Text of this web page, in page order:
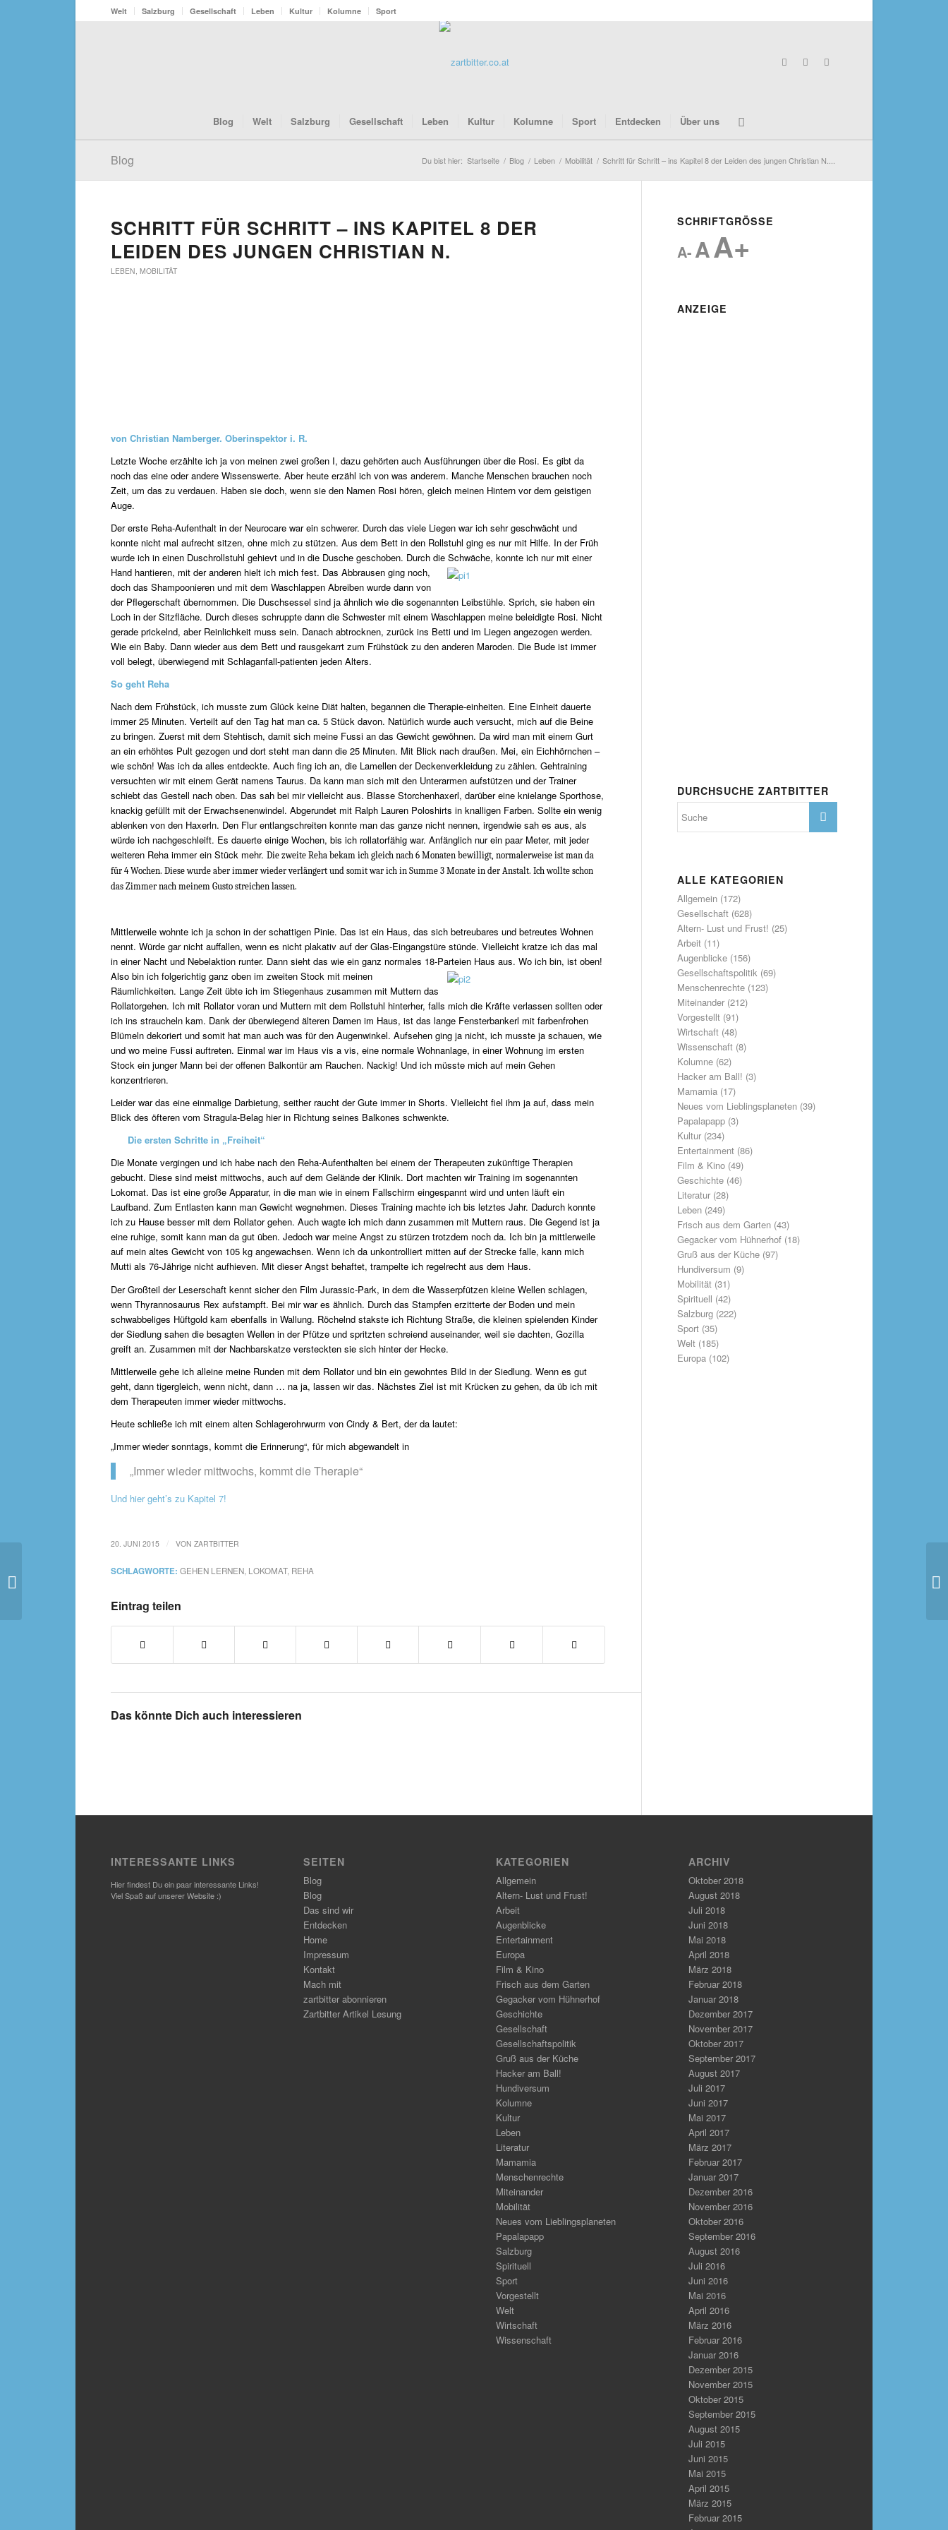
Welt Salzburg Gesellschaft Leben Kultur Kolumne Sport
Blog Welt Salzburg Gesellschaft Leben Kultur Kolumne Sport Entdecken Über uns
Blog Du bist hier: Startseite / Blog / Leben / Mobilität / Schritt für Schritt – ins Kapitel 8 der Leiden des jungen Christian N....
SCHRITT FÜR SCHRITT – INS KAPITEL 8 DER
LEIDEN DES JUNGEN CHRISTIAN N.
LEBEN, MOBILITÄT
von Christian Namberger. Oberinspektor i. R.
Letzte Woche erzählte ich ja von meinen zwei großen I, dazu gehörten auch Ausführungen über die Rosi. Es gibt da
noch das eine oder andere Wissenswerte. Aber heute erzähl ich von was anderem. Manche Menschen brauchen noch
Zeit, um das zu verdauen. Haben sie doch, wenn sie den Namen Rosi hören, gleich meinen Hintern vor dem geistigen
Auge.
Der erste Reha-Aufenthalt in der Neurocare war ein schwerer. Durch das viele Liegen war ich sehr geschwächt und
konnte nicht mal aufrecht sitzen, ohne mich zu stützen. Aus dem Bett in den Rollstuhl ging es nur mit Hilfe. In der Früh
wurde ich in einen Duschrollstuhl gehievt und in die Dusche geschoben. Durch die Schwäche, konnte ich nur mit einer
Hand hantieren, mit der anderen hielt ich mich fest. Das Abbrausen ging noch,
doch das Shampoonieren und mit dem Waschlappen Abreiben wurde dann von
der Pflegerschaft übernommen. Die Duschsessel sind ja ähnlich wie die sogenannten Leibstühle. Sprich, sie haben ein
Loch in der Sitzfläche. Durch dieses schruppte dann die Schwester mit einem Waschlappen meine beleidigte Rosi. Nicht
gerade prickelnd, aber Reinlichkeit muss sein. Danach abtrocknen, zurück ins Betti und im Liegen angezogen werden.
Wie ein Baby. Dann wieder aus dem Bett und rausgekarrt zum Frühstück zu den anderen Maroden. Die Bude ist immer
voll belegt, überwiegend mit Schlaganfall-patienten jeden Alters.
So geht Reha
Nach dem Frühstück, ich musste zum Glück keine Diät halten, begannen die Therapie-einheiten. Eine Einheit dauerte
immer 25 Minuten. Verteilt auf den Tag hat man ca. 5 Stück davon. Natürlich wurde auch versucht, mich auf die Beine
zu bringen. Zuerst mit dem Stehtisch, damit sich meine Fussi an das Gewicht gewöhnen. Da wird man mit einem Gurt
an ein erhöhtes Pult gezogen und dort steht man dann die 25 Minuten. Mit Blick nach draußen. Mei, ein Eichhörnchen –
wie schön! Was ich da alles entdeckte. Auch fing ich an, die Lamellen der Deckenverkleidung zu zählen. Gehtraining
versuchten wir mit einem Gerät namens Taurus. Da kann man sich mit den Unterarmen aufstützen und der Trainer
schiebt das Gestell nach oben. Das sah bei mir vielleicht aus. Blasse Storchenhaxerl, darüber eine knielange Sporthose,
knackig gefüllt mit der Erwachsenenwindel. Abgerundet mit Ralph Lauren Poloshirts in knalligen Farben. Sollte ein wenig
ablenken von den Haxerln. Den Flur entlangschreiten konnte man das ganze nicht nennen, irgendwie sah es aus, als
würde ich nachgeschleift. Es dauerte einige Wochen, bis ich rollatorfähig war. Anfänglich nur ein paar Meter, mit jeder
weiteren Reha immer ein Stück mehr. Die zweite Reha bekam ich gleich nach 6 Monaten bewilligt, normalerweise ist man da
für 4 Wochen. Diese wurde aber immer wieder verlängert und somit war ich in Summe 3 Monate in der Anstalt. Ich wollte schon
das Zimmer nach meinem Gusto streichen lassen.
Mittlerweile wohnte ich ja schon in der schattigen Pinie. Das ist ein Haus, das sich betreubares und betreutes Wohnen
nennt. Würde gar nicht auffallen, wenn es nicht plakativ auf der Glas-Eingangstüre stünde. Vielleicht kratze ich das mal
in einer Nacht und Nebelaktion runter. Dann sieht das wie ein ganz normales 18-Parteien Haus aus. Wo ich bin, ist oben!
Also bin ich folgerichtig ganz oben im zweiten Stock mit meinen
Räumlichkeiten. Lange Zeit übte ich im Stiegenhaus zusammen mit Muttern das
Rollatorgehen. Ich mit Rollator voran und Muttern mit dem Rollstuhl hinterher, falls mich die Kräfte verlassen sollten oder
ich ins straucheln kam. Dank der überwiegend älteren Damen im Haus, ist das lange Fensterbankerl mit farbenfrohen
Blümeln dekoriert und somit hat man auch was für den Augenwinkel. Aufsehen ging ja nicht, ich musste ja schauen, wie
und wo meine Fussi auftreten. Einmal war im Haus vis a vis, eine normale Wohnanlage, in einer Wohnung im ersten
Stock ein junger Mann bei der offenen Balkontür am Rauchen. Nackig! Und ich müsste mich auf mein Gehen
konzentrieren.
Leider war das eine einmalige Darbietung, seither raucht der Gute immer in Shorts. Vielleicht fiel ihm ja auf, dass mein
Blick des öfteren vom Stragula-Belag hier in Richtung seines Balkones schwenkte.
Die ersten Schritte in „Freiheit“
Die Monate vergingen und ich habe nach den Reha-Aufenthalten bei einem der Therapeuten zukünftige Therapien
gebucht. Diese sind meist mittwochs, auch auf dem Gelände der Klinik. Dort machten wir Training im sogenannten
Lokomat. Das ist eine große Apparatur, in die man wie in einem Fallschirm eingespannt wird und unten läuft ein
Laufband. Zum Entlasten kann man Gewicht wegnehmen. Dieses Training machte ich bis letztes Jahr. Dadurch konnte
ich zu Hause besser mit dem Rollator gehen. Auch wagte ich mich dann zusammen mit Muttern raus. Die Gegend ist ja
eine ruhige, somit kann man da gut üben. Jedoch war meine Angst zu stürzen trotzdem noch da. Ich bin ja mittlerweile
auf mein altes Gewicht von 105 kg angewachsen. Wenn ich da unkontrolliert mitten auf der Strecke falle, kann mich
Mutti als 76-Jährige nicht aufhieven. Mit dieser Angst behaftet, trampelte ich regelrecht aus dem Haus.
Der Großteil der Leserschaft kennt sicher den Film Jurassic-Park, in dem die Wasserpfützen kleine Wellen schlagen,
wenn Thyrannosaurus Rex aufstampft. Bei mir war es ähnlich. Durch das Stampfen erzitterte der Boden und mein
schwabbeliges Hüftgold kam ebenfalls in Wallung. Röchelnd stakste ich Richtung Straße, die kleinen spielenden Kinder
der Siedlung sahen die besagten Wellen in der Pfütze und spritzten schreiend auseinander, weil sie dachten, Gozilla
greift an. Zusammen mit der Nachbarskatze versteckten sie sich hinter der Hecke.
Mittlerweile gehe ich alleine meine Runden mit dem Rollator und bin ein gewohntes Bild in der Siedlung. Wenn es gut
geht, dann tigergleich, wenn nicht, dann … na ja, lassen wir das. Nächstes Ziel ist mit Krücken zu gehen, da üb ich mit
dem Therapeuten immer wieder mittwochs.
Heute schließe ich mit einem alten Schlagerohrwurm von Cindy & Bert, der da lautet:
„Immer wieder sonntags, kommt die Erinnerung“, für mich abgewandelt in
„Immer wieder mittwochs, kommt die Therapie“
Und hier geht’s zu Kapitel 7!
20. JUNI 2015 VON ZARTBITTER
SCHLAGWORTE: GEHEN LERNEN, LOKOMAT, REHA
Eintrag teilen
Das könnte Dich auch interessieren
SCHRIFTGRÖSSE
A- AA+
ANZEIGE
DURCHSUCHE ZARTBITTER
ALLE KATEGORIEN
Allgemein(172)
Gesellschaft(628)
Altern- Lust und Frust! (25)
Arbeit(11)
Augenblicke(156)
Gesellschaftspolitik(69)
Menschenrechte(123)
Miteinander(212)
Vorgestellt(91)
Wirtschaft(48)
Wissenschaft(8)
Kolumne(62)
Hacker am Ball! (3)
Mamamia(17)
Neues vom Lieblingsplaneten(39)
Papalapapp(3)
Kultur(234)
Entertainment(86)
Film & Kino(49)
Geschichte(46)
Literatur(28)
Leben(249)
Frisch aus dem Garten(43)
Gegacker vom Hühnerhof(18)
Gruß aus der Küche(97)
Hundiversum (9)
Mobilität(31)
Spirituell (42)
Salzburg(222)
Sport(35)
Welt(185)
Europa(102)
INTERESSANTE LINKS
Hier findest Du ein paar interessante Links!
Viel Spaß auf unserer Website :)
SEITEN
Blog
Blog
Das sind wir
Entdecken
Home
Impressum
Kontakt
Mach mit
zartbitter abonnieren
Zartbitter Artikel Lesung
KATEGORIEN
Allgemein
Altern- Lust und Frust!
Arbeit
Augenblicke
Entertainment
Europa
Film & Kino
Frisch aus dem Garten
Gegacker vom Hühnerhof
Geschichte
Gesellschaft
Gesellschaftspolitik
Gruß aus der Küche
Hacker am Ball!
Hundiversum
Kolumne
Kultur
Leben
Literatur
Mamamia
Menschenrechte
Miteinander
Mobilität
Neues vom Lieblingsplaneten
Papalapapp
Salzburg
Spirituell
Sport
Vorgestellt
Welt
Wirtschaft
Wissenschaft
ARCHIV
Oktober 2018
August 2018
Juli 2018
Juni 2018
Mai 2018
April 2018
März 2018
Februar 2018
Januar 2018
Dezember 2017
November 2017
Oktober 2017
September 2017
August 2017
Juli 2017
Juni 2017
Mai 2017
April 2017
März 2017
Februar 2017
Januar 2017
Dezember 2016
November 2016
Oktober 2016
September 2016
August 2016
Juli 2016
Juni 2016
Mai 2016
April 2016
März 2016
Februar 2016
Januar 2016
Dezember 2015
November 2015
Oktober 2015
September 2015
August 2015
Juli 2015
Juni 2015
Mai 2015
April 2015
März 2015
Februar 2015